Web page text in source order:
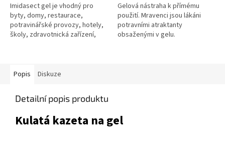
Imidasect gel je vhodný pro
byty, domy, restaurace,
potravinářské provozy, hotely,
školy, zdravotnická zařízení,
Gelová nástraha k přímému
použití. Mravenci jsou lákáni
potravními atraktanty
obsaženými v gelu.
Popis Diskuze
Detailní popis produktu
Kulatá kazeta na gel